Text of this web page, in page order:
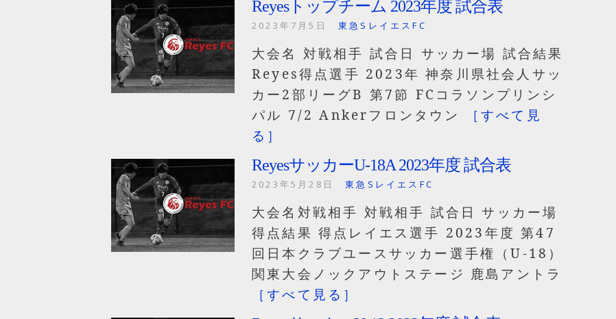
Reyesトップチーム 2023年度 試合表
2023年7月5日 東急SレイエスFC
大会名 対戦相手 試合日 サッカー場 試合結果
Reyes得点選手 2023年 神奈川県社会人サッ
カー2部リーグB 第7節 FCコラソンプリンシ
パル 7/2 Ankerフロンタウン
［すべて見
る］
ReyesサッカーU-18A 2023年度 試合表
2023年5月28日 東急SレイエスFC
大会名対戦相手 対戦相手 試合日 サッカー場
得点結果 得点レイエス選手 2023年度 第47
回日本クラブユースサッカー選手権（U-18）
関東大会ノックアウトステージ 鹿島アントラ
［すべて見る］